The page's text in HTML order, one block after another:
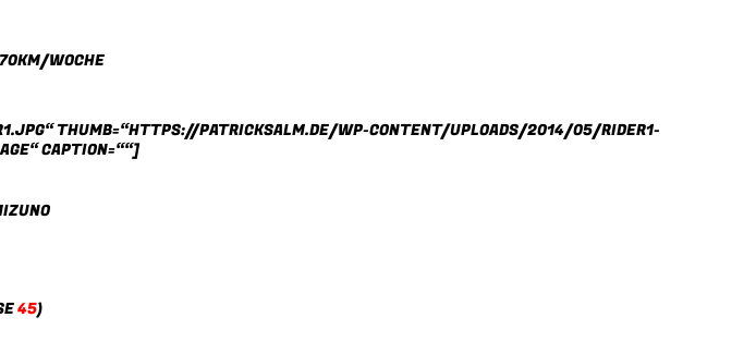
WOCHE
THUMB=“HTTPS://PATRICKSALM.DE/WP-CONTENT/UPLOADS/2014/05/RIDER1-
CAPTION=““]
45)